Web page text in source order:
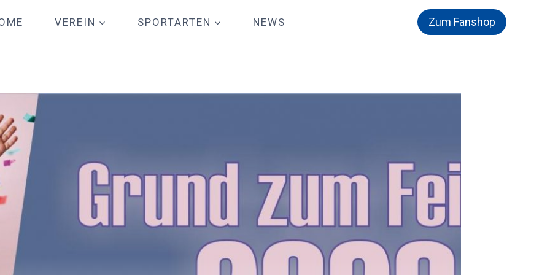
VEREIN SPORTARTEN NEWS Zum Fanshop